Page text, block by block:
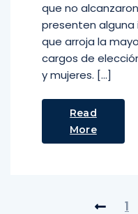
que no
presenten alguna
que arroja la
cargos de
y mujeres. […]
Read
More
1